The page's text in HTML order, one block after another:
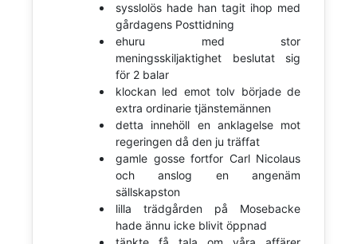
sysslolös hade han tagit ihop med
gårdagens Posttidning
ehuru med stor
meningsskiljaktighet beslutat sig
för 2 balar
klockan led emot tolv började de
extra ordinarie tjänstemännen
detta innehöll en anklagelse mot
regeringen då den ju träffat
gamle gosse fortfor Carl Nicolaus
och anslog en angenäm
sällskapston
lilla trädgården på Mosebacke
hade ännu icke blivit öppnad